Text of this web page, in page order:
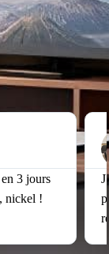
3 jours
nickel !